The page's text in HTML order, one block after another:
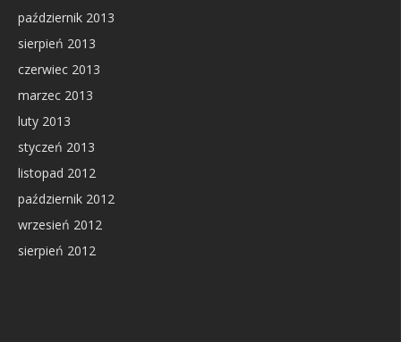
październik 2013
sierpień 2013
czerwiec 2013
marzec 2013
luty 2013
styczeń 2013
listopad 2012
październik 2012
wrzesień 2012
sierpień 2012